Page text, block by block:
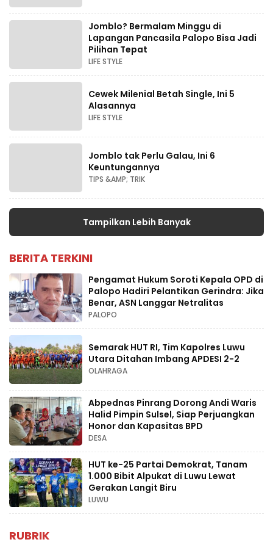
Jomblo? Bermalam Minggu di
Lapangan Pancasila Palopo Bisa Jadi
Pilihan Tepat
LIFE STYLE
Cewek Milenial Betah Single, Ini 5
Alasannya
LIFE STYLE
Jomblo tak Perlu Galau, Ini 6
Keuntungannya
TIPS &AMP; TRIK
Tampilkan Lebih Banyak
BERITA TERKINI
Pengamat Hukum Soroti Kepala OPD di
Palopo Hadiri Pelantikan Gerindra: Jika
Benar, ASN Langgar Netralitas
PALOPO
Semarak HUT RI, Tim Kapolres Luwu
Utara Ditahan Imbang APDESI 2-2
OLAHRAGA
Abpednas Pinrang Dorong Andi Waris
Halid Pimpin Sulsel, Siap Perjuangkan
Honor dan Kapasitas BPD
DESA
HUT ke-25 Partai Demokrat, Tanam
1.000 Bibit Alpukat di Luwu Lewat
Gerakan Langit Biru
LUWU
RUBRIK